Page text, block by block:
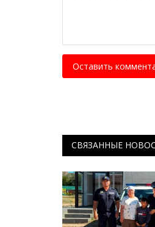
Оставить
СВЯЗАННЫЕ
на берегах